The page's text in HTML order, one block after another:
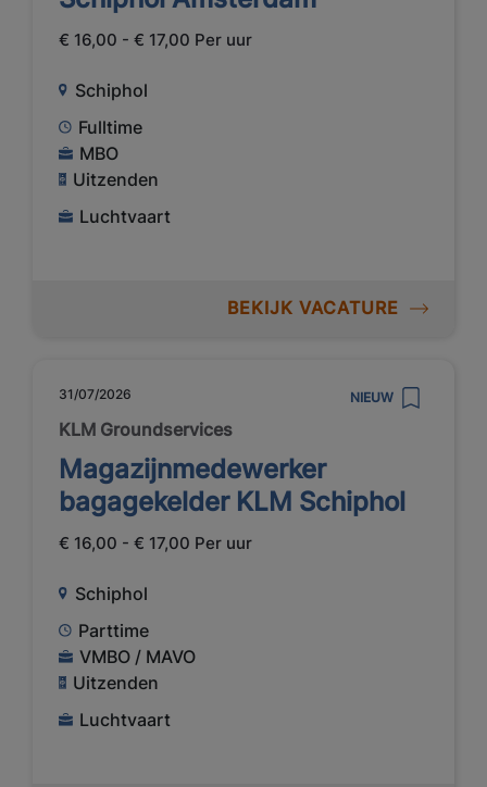
€ 16,00 - € 17,00 Per uur
Schiphol
Fulltime
MBO
Uitzenden
Luchtvaart
BEKIJK VACATURE
31/07/2026 NIEUW
KLM Groundservices
Magazijnmedewerker
bagagekelder KLM Schiphol
€ 16,00 - € 17,00 Per uur
Schiphol
Parttime
VMBO / MAVO
Uitzenden
Luchtvaart